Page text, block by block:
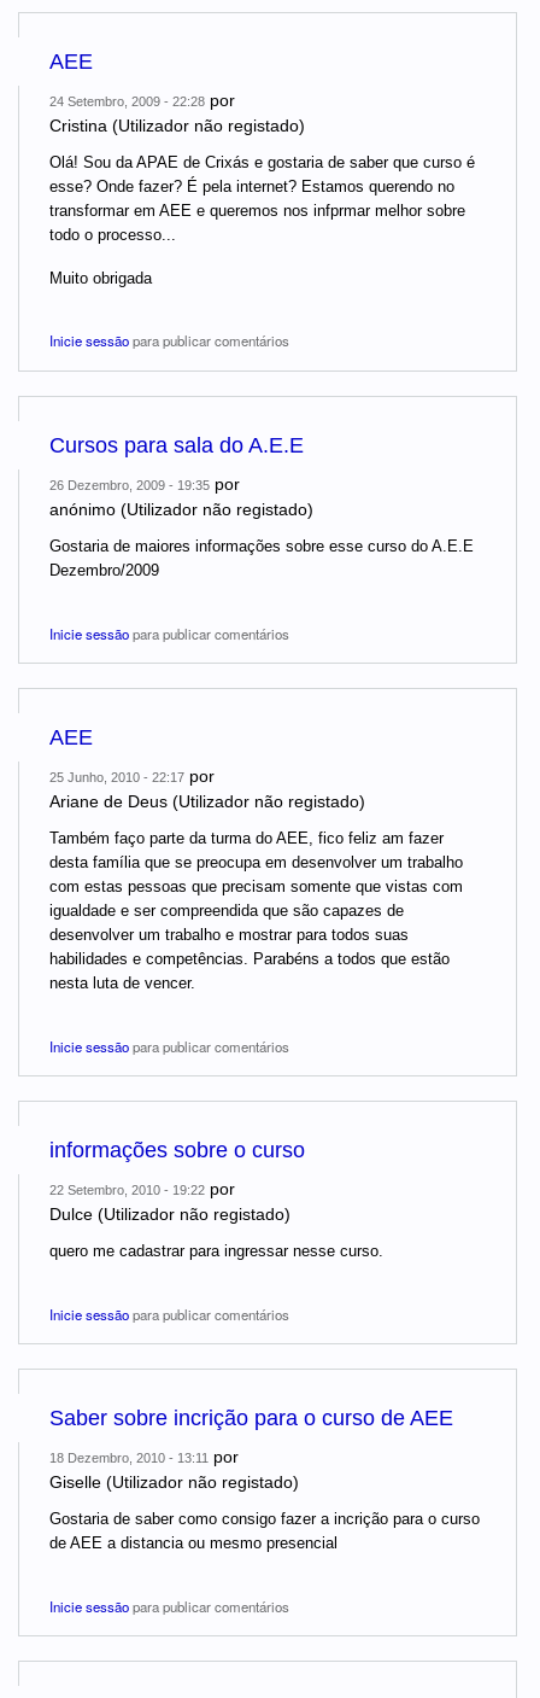
AEE
24 Setembro, 2009 - 22:28 por
Cristina (Utilizador não registado)
Olá! Sou da APAE de Crixás e gostaria de saber que curso é
esse? Onde fazer? É pela internet? Estamos querendo no
transformar em AEE e queremos nos infprmar melhor sobre
todo o processo...
Muito obrigada
Inicie sessãopara publicar comentários
Cursos para sala do A.E.E
26 Dezembro, 2009 - 19:35 por
anónimo (Utilizador não registado)
Gostaria de maiores informações sobre esse curso do A.E.E
Dezembro/2009
Inicie sessãopara publicar comentários
AEE
25 Junho, 2010 - 22:17 por
Ariane de Deus (Utilizador não registado)
Também faço parte da turma do AEE, fico feliz am fazer
desta família que se preocupa em desenvolver um trabalho
com estas pessoas que precisam somente que vistas com
igualdade e ser compreendida que são capazes de
desenvolver um trabalho e mostrar para todos suas
habilidades e competências. Parabéns a todos que estão
nesta luta de vencer.
Inicie sessãopara publicar comentários
informações sobre o curso
22 Setembro, 2010 - 19:22 por
Dulce (Utilizador não registado)
quero me cadastrar para ingressar nesse curso.
Inicie sessãopara publicar comentários
Saber sobre incrição para o curso de AEE
18 Dezembro, 2010 - 13:11
por
Giselle (Utilizador não registado)
Gostaria de saber como consigo fazer a incrição para o curso
de AEE a distancia ou mesmo presencial
Inicie sessãopara publicar comentários